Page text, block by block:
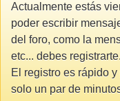
Actualmente estás
poder escribir
del foro, como la
etc... debes registrarte.
El registro es rápido
solo un par de